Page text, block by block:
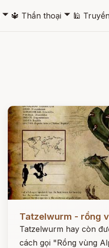
🞃 🔱 Thần thoại 🞃 🕌
Tatzelwurm - rồng
Tatzelwurm hay còn
cách gọi "Rồng vùng